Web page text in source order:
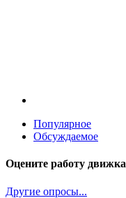
Популярное
Обсуждаемое
Оцените работу движка
Другие опросы...